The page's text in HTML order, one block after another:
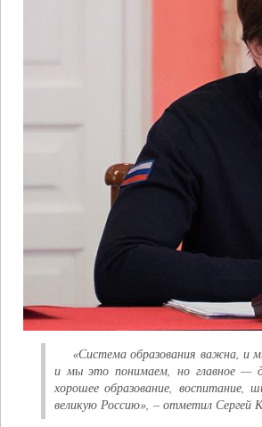
«Система образования важна, и
и мы это понимаем, но главное —
хорошее образование, воспитание,
великую Россию», – отметил Сергей